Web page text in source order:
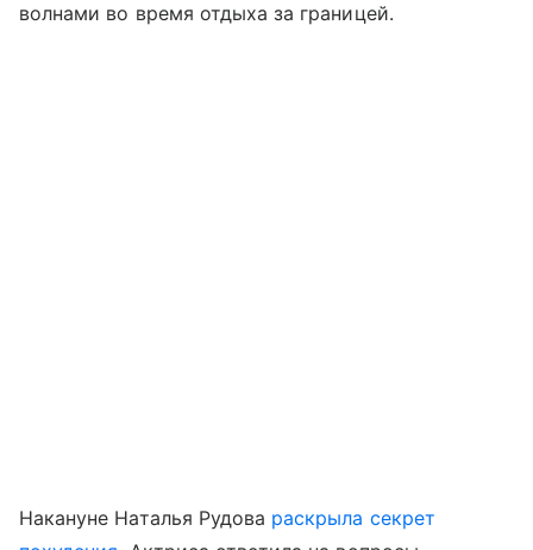
волнами во время отдыха за границей.
Накануне Наталья Рудова раскрыла секрет